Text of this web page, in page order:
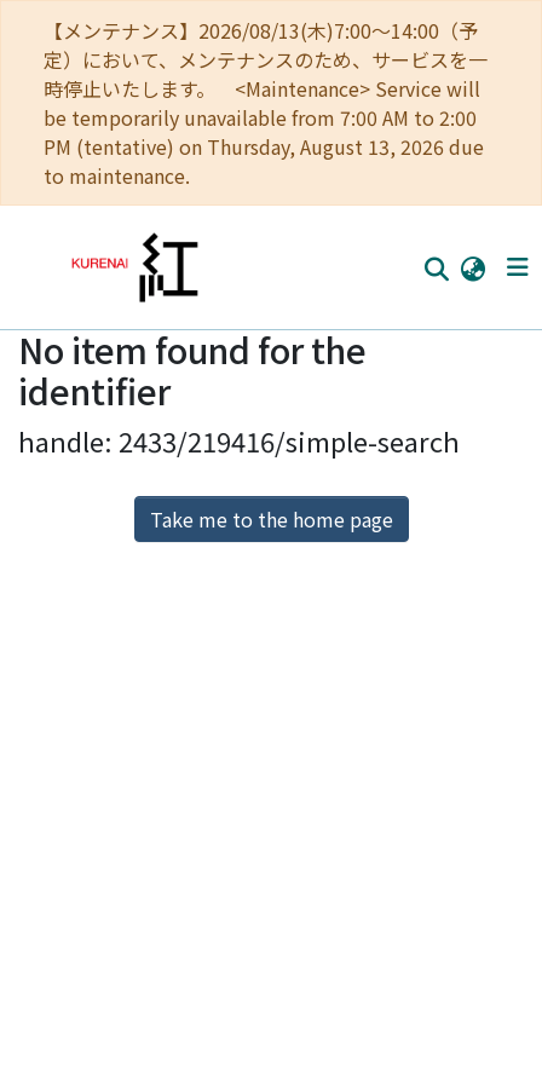
【メンテナンス】2026/08/13(木)7:00～14:00（予
定）において、メンテナンスのため、サービスを一
時停止いたします。 <Maintenance> Service will
be temporarily unavailable from 7:00 AM to 2:00
PM (tentative) on Thursday, August 13, 2026 due
to maintenance.
Home
Communities
Browse
Download Ranking
No item found for the
identifier
handle: 2433/219416/simple-search
Take me to the home page